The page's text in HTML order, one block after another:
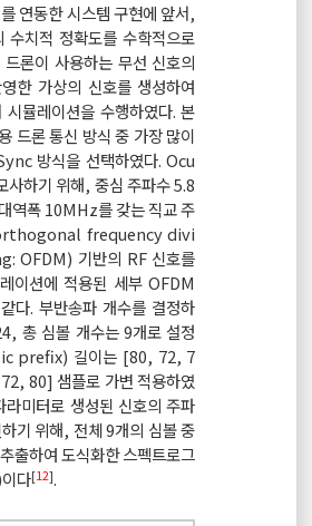
연동한 시스템 구현에 앞서,
치적 정확도를 수학적으로
론이 사용하는 무선 신호의
한 가상의 신호를 생성하여
뮬레이션을 수행하였다. 본
드론 통신 방식 중 가장 많이
방식을 선택하였다. Ocu
하기 위해, 중심 주파수 5.8
역폭 10MHz를 갖는 직교 주
frequency divi
기반의 RF 신호를
이션에 적용된 세부 OFDM
다. 부반송파 개수를 결정하
총 심볼 개수는 9개로 설정
prefix) 길이는 [80, 72, 7
80] 샘플로 가변 적용하였
라미터로 생성된 신호의 주파
기 위해, 전체 9개의 심볼 중
출하여 도식화한 스펙트로그
다[12].